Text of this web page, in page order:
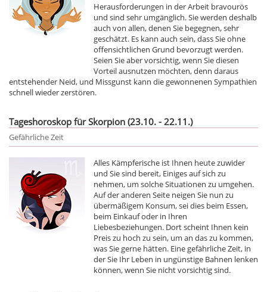
Herausforderungen in der Arbeit bravourös
und sind sehr umgänglich. Sie werden deshalb
auch von allen, denen Sie begegnen, sehr
geschätzt. Es kann auch sein, dass Sie ohne
offensichtlichen Grund bevorzugt werden.
Seien Sie aber vorsichtig, wenn Sie diesen
Vorteil ausnutzen möchten, denn daraus
entstehender Neid, und Missgunst kann die gewonnenen Sympathien
schnell wieder zerstören.
Tageshoroskop für Skorpion (23.10. - 22.11.)
Gefährliche Zeit
Alles Kämpferische ist Ihnen heute zuwider
und Sie sind bereit, Einiges auf sich zu
nehmen, um solche Situationen zu umgehen.
Auf der anderen Seite neigen Sie nun zu
übermäßigem Konsum, sei dies beim Essen,
beim Einkauf oder in Ihren
Liebesbeziehungen. Dort scheint Ihnen kein
Preis zu hoch zu sein, um an das zu kommen,
was Sie gerne hätten. Eine gefährliche Zeit, in
der Sie Ihr Leben in ungünstige Bahnen lenken
können, wenn Sie nicht vorsichtig sind.